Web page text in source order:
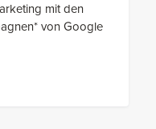
mit den
von Google